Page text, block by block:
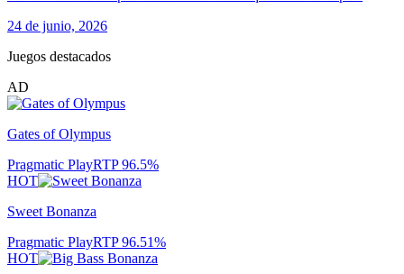
24 de junio, 2026
Juegos destacados
AD
Gates of Olympus
Pragmatic PlayRTP96.5%
HOT
Sweet Bonanza
Pragmatic PlayRTP96.51%
HOT